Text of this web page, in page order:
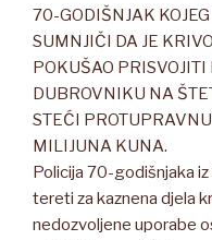
70-GODIŠNJAK
SUMNJIČI DA JE
POKUŠAO
DUBROVNIKU NA
STEĆI
MILIJUNA KUNA.
Policija 70-godišnjaka
tereti za kaznena djela
nedozvoljene uporabe